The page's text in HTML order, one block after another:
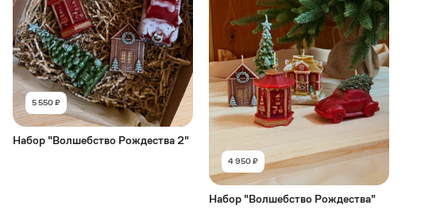
5 550 ₽
Набор "Волшебство Рождества 2"
4 950 ₽
Набор "Волшебство Рождества"